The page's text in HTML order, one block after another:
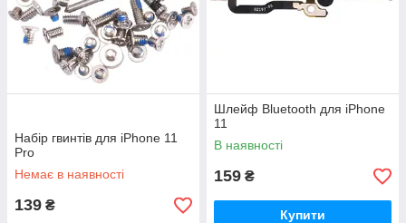
Набір гвинтів для iPhone 11
Pro
Немає в наявності
139 ₴
Шлейф Bluetooth для iPhone
11
В наявності
159 ₴
Купити